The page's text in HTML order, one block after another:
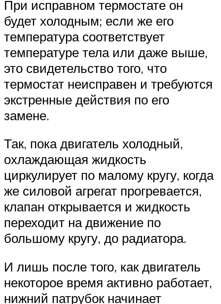
При исправном термостате он
будет холодным; если же его
температура соответствует
температуре тела или даже выше,
это свидетельство того, что
термостат неисправен и требуются
экстренные действия по его
замене.
Так, пока двигатель холодный,
охлаждающая жидкость
циркулирует по малому кругу, когда
же силовой агрегат прогревается,
клапан открывается и жидкость
переходит на движение по
большому кругу, до радиатора.
И лишь после того, как двигатель
некоторое время активно работает,
нижний патрубок начинает